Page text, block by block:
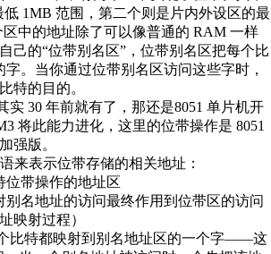
1MB 范围，第二个则是片内外设区的最
中的地址除了可以像普通的 RAM 一样
己的“位带别名区”，位带别名区把每个比
字。当你通过位带别名区访问这些字时，
特的目的。
30 年前就有了，那还是8051 单片机开
将此能力进化，这里的位带操作是 8051
强版。
表示位带存储的相关地址：
操作的地址区
地址的访问最终作用到位带区的访问
映射过程）
特都映射到别名地址区的一个字——这